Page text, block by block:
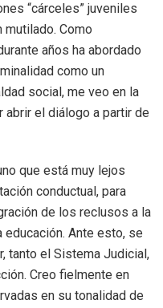
“cárceles” juveniles
mutilado. Como
años ha abordado
como un
social, me veo en la
el diálogo a partir de
que está muy lejos
conductual, para
de los reclusos a la
educación. Ante esto, se
tanto el Sistema Judicial,
Creo fielmente en
en su tonalidad de